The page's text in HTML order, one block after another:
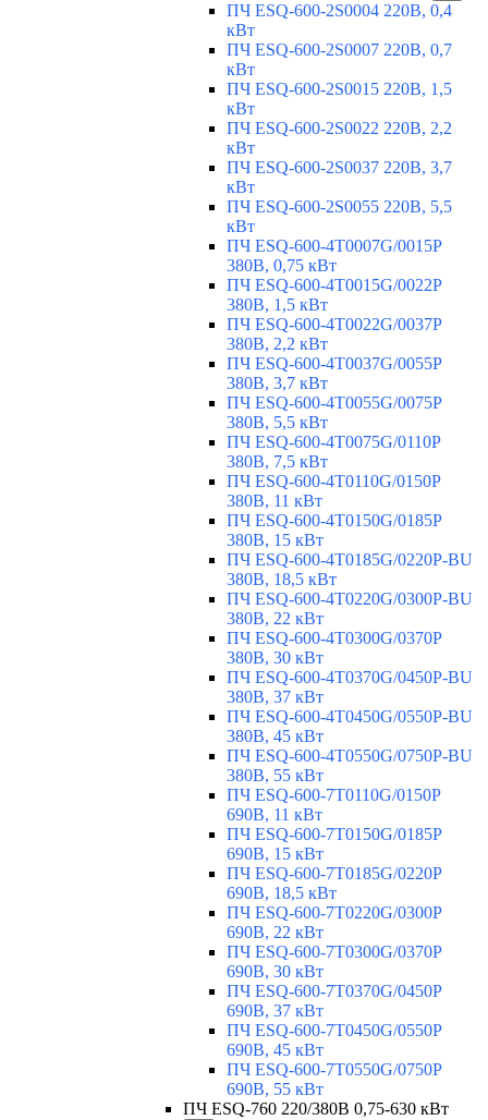
ПЧ ESQ-600-2S0004 220В, 0,4
кВт
ПЧ ESQ-600-2S0007 220В, 0,7
кВт
ПЧ ESQ-600-2S0015 220В, 1,5
кВт
ПЧ ESQ-600-2S0022 220В, 2,2
кВт
ПЧ ESQ-600-2S0037 220В, 3,7
кВт
ПЧ ESQ-600-2S0055 220В, 5,5
кВт
ПЧ ESQ-600-4T0007G/0015P
380В, 0,75 кВт
ПЧ ESQ-600-4T0015G/0022P
380В, 1,5 кВт
ПЧ ESQ-600-4T0022G/0037P
380В, 2,2 кВт
ПЧ ESQ-600-4T0037G/0055P
380В, 3,7 кВт
ПЧ ESQ-600-4T0055G/0075P
380В, 5,5 кВт
ПЧ ESQ-600-4T0075G/0110P
380В, 7,5 кВт
ПЧ ESQ-600-4T0110G/0150P
380В, 11 кВт
ПЧ ESQ-600-4T0150G/0185P
380В, 15 кВт
ПЧ ESQ-600-4T0185G/0220P-BU
380В, 18,5 кВт
ПЧ ESQ-600-4T0220G/0300P-BU
380В, 22 кВт
ПЧ ESQ-600-4T0300G/0370P
380В, 30 кВт
ПЧ ESQ-600-4T0370G/0450P-BU
380В, 37 кВт
ПЧ ESQ-600-4T0450G/0550P-BU
380В, 45 кВт
ПЧ ESQ-600-4T0550G/0750P-BU
380В, 55 кВт
ПЧ ESQ-600-7T0110G/0150P
690В, 11 кВт
ПЧ ESQ-600-7T0150G/0185P
690В, 15 кВт
ПЧ ESQ-600-7T0185G/0220P
690В, 18,5 кВт
ПЧ ESQ-600-7T0220G/0300P
690В, 22 кВт
ПЧ ESQ-600-7T0300G/0370P
690В, 30 кВт
ПЧ ESQ-600-7T0370G/0450P
690В, 37 кВт
ПЧ ESQ-600-7T0450G/0550P
690В, 45 кВт
ПЧ ESQ-600-7T0550G/0750P
690В, 55 кВт
ПЧ ESQ-760 220/380В 0,75-630 кВт